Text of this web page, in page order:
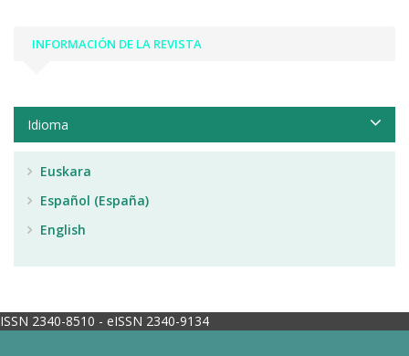
INFORMACIÓN DE LA REVISTA
Idioma
Euskara
Español (España)
English
ISSN 2340-8510 - eISSN 2340-9134